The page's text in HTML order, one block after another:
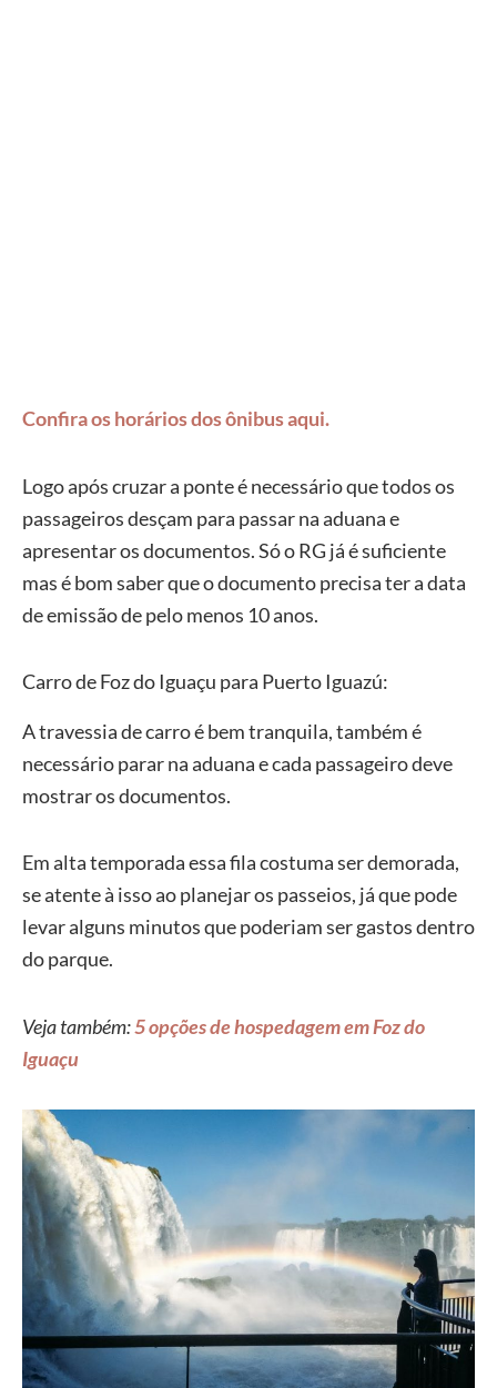
Confira os horários dos ônibus aqui.
Logo após cruzar a ponte é necessário que todos os
passageiros desçam para passar na aduana e
apresentar os documentos. Só o RG já é suficiente
mas é bom saber que o documento precisa ter a data
de emissão de pelo menos 10 anos.
Carro de Foz do Iguaçu para Puerto Iguazú:
A travessia de carro é bem tranquila, também é
necessário parar na aduana e cada passageiro deve
mostrar os documentos.
Em alta temporada essa fila costuma ser demorada,
se atente à isso ao planejar os passeios, já que pode
levar alguns minutos que poderiam ser gastos dentro
do parque.
Veja também:5 opções de hospedagem em Foz do
Iguaçu